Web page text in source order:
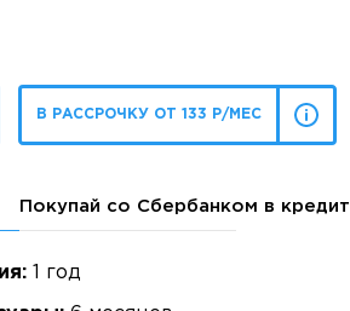
В РАССРОЧКУ ОТ 133 Р/МЕС
Покупай со Сбербанком в кредит
1 год